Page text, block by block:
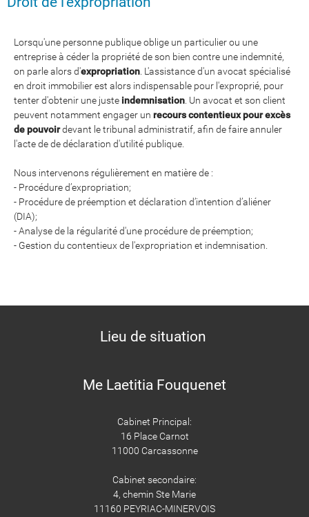
Lorsqu'une personne publique oblige un particulier ou une
entreprise à céder la propriété de son bien contre une indemnité,
on parle alors d'expropriation . L'assistance d'un avocat spécialisé
en droit immobilier est alors indispensable pour l'exproprié, pour
tenter d'obtenir une juste indemnisation . Un avocat et son client
peuvent notamment engager un recours contentieux pour excès
de pouvoirdevant le tribunal administratif, afin de faire annuler
l'acte de de déclaration d'utilité publique.
Nous intervenons régulièrement en matière de :
- Procédure d’expropriation;
- Procédure de préemption et déclaration d’intention d’aliéner
(DIA);
- Analyse de la régularité d'une procédure de préemption;
- Gestion du contentieux de l'expropriation et indemnisation.
Lieu de situation
Me Laetitia Fouquenet
Cabinet Principal:
16 Place Carnot
11000 Carcassonne
Cabinet secondaire:
4, chemin Ste Marie
11160 PEYRIAC-MINERVOIS